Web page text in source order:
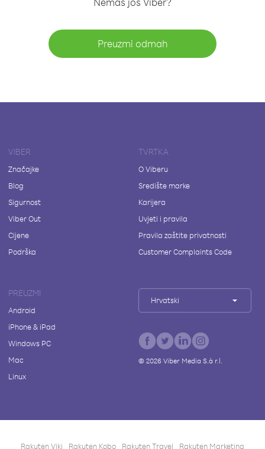
Preuzmi odmah
VIBER
Značajke
Blog
Sigurnost
Viber Out
Cijene
Podrška
TVRTKA
O Viberu
Središte marke
Karijera
Uvjeti i pravila
Pravila zaštite privatnosti
Customer Complaints Code
PREUZMI
Android
iPhone & iPad
Windows PC
Mac
Linux
Hrvatski
© 2026Viber Media S.à r.l.
Rakuten Viki Rakuten Kobo Rakuten Travel Rakuten Marketing